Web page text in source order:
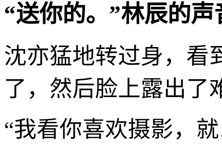
“送你的。”林辰的
沈亦猛地转过身，看
了，然后脸上露出
“我看你喜欢摄影，